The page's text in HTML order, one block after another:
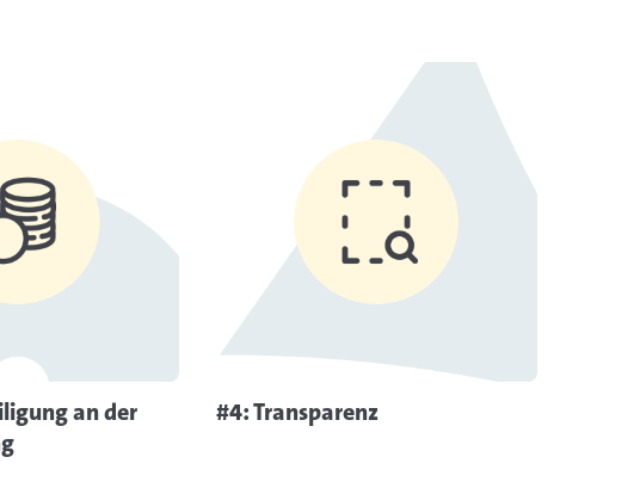
an der
Mehr Informationen
#4: Transparenz
Mehr Informationen